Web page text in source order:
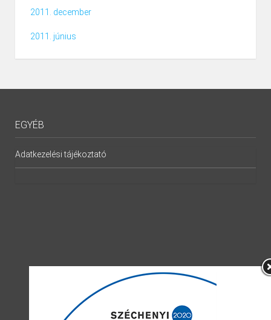
2011. december
2011. június
EGYÉB
Adatkezelési tájékoztató